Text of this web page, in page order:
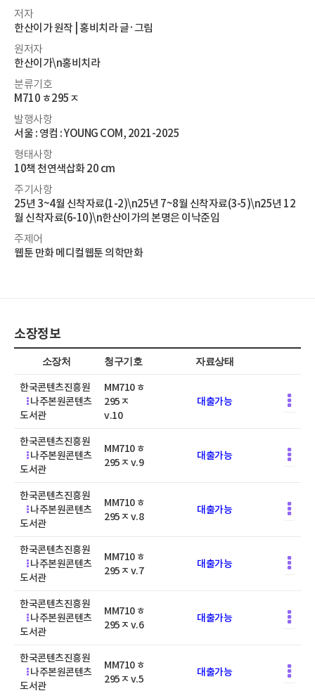
저자
한산이가 원작 | 홍비치라 글·그림
원저자
한산이가\n홍비치라
분류기호
M710 ㅎ295ㅈ
발행사항
서울 : 영컴 : YOUNG COM, 2021-2025
형태사항
10책 천연색삽화 20 cm
주기사항
25년 3~4월 신착자료(1-2)\n25년 7~8월 신착자료(3-5)\n25년 12
월 신착자료(6-10)\n한산이가의 본명은 이낙준임
주제어
웹툰 만화 메디컬웹툰 의학만화
소장정보
소장처 청구기호 자료상태
한국콘텐츠진흥원
나주본원콘텐츠
도서관
MM710 ㅎ
295ㅈ
v.10
대출가능
한국콘텐츠진흥원
나주본원콘텐츠
도서관
MM710 ㅎ
295ㅈ v.9
대출가능
한국콘텐츠진흥원
나주본원콘텐츠
도서관
MM710 ㅎ
295ㅈ v.8
대출가능
한국콘텐츠진흥원
나주본원콘텐츠
도서관
MM710 ㅎ
295ㅈ v.7
대출가능
한국콘텐츠진흥원
나주본원콘텐츠
도서관
MM710 ㅎ
295ㅈ v.6
대출가능
한국콘텐츠진흥원
나주본원콘텐츠
도서관
MM710 ㅎ
295ㅈ v.5
대출가능